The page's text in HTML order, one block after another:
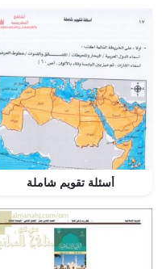
أسئلة تقويم شاملة